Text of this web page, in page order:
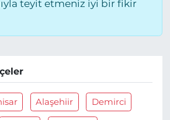
teyit etmeniz iyi bir fikir
Alaşehiir Demirci